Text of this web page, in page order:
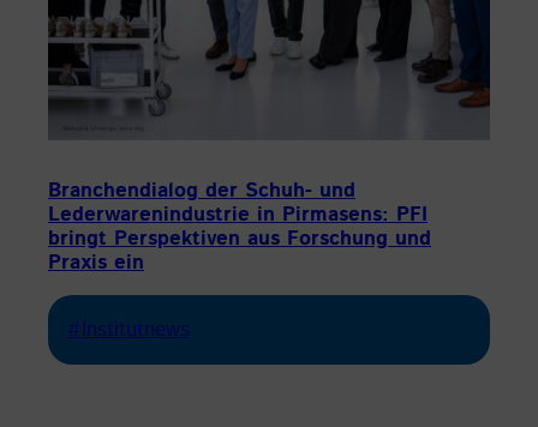
Branchendialog der Schuh- und
Lederwarenindustrie in Pirmasens: PFI
bringt Perspektiven aus Forschung und
Praxis ein
#Institutnews